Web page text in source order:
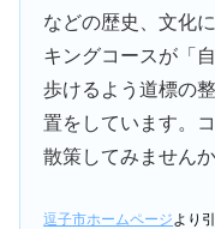
などの歴史、文化
キングコースが「
歩けるよう道標の
置をしています。
散策してみませんか
逗子市ホームページより